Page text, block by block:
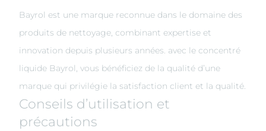
Bayrol est une marque reconnue dans le domaine des
produits de nettoyage, combinant expertise et
innovation depuis plusieurs années. avec le concentré
liquide Bayrol, vous bénéficiez de la qualité d’une
marque qui privilégie la satisfaction client et la qualité.
Conseils d’utilisation et
précautions